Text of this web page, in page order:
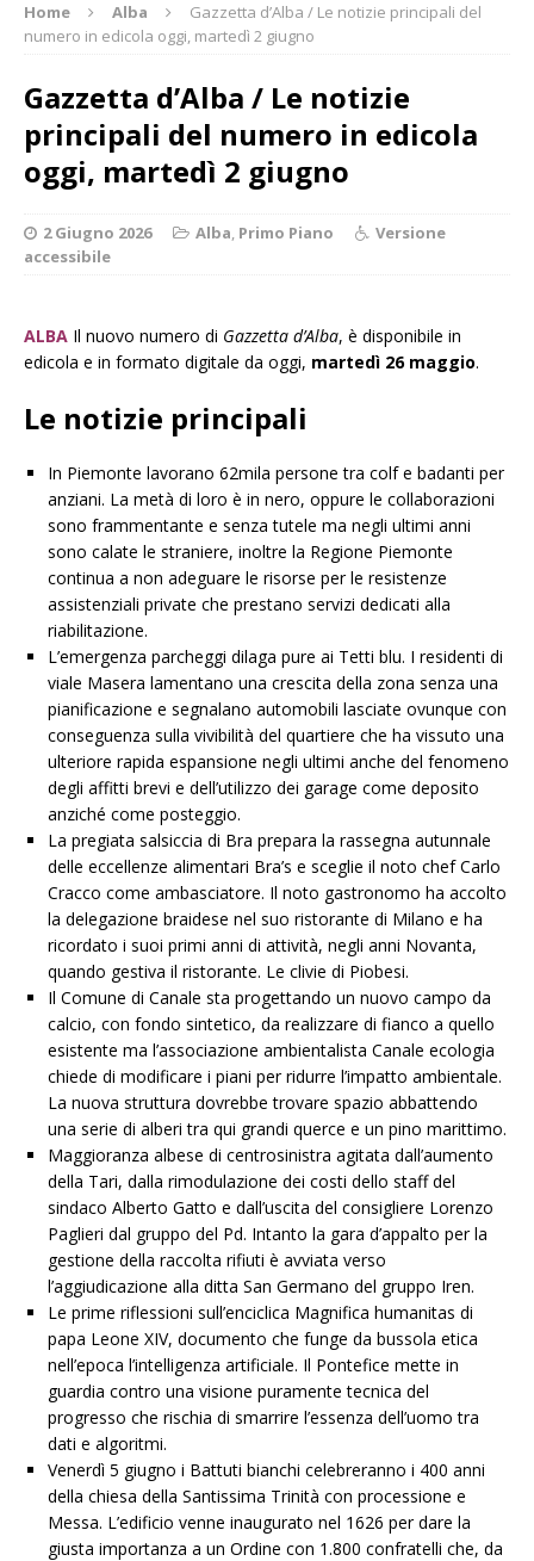
Home Alba
Gazzetta d’Alba / Le notizie principali del
numero in edicola oggi, martedì 2 giugno
Gazzetta d’Alba / Le notizie
principali del numero in edicola
oggi, martedì 2 giugno
2 Giugno 2026 Alba, Primo Piano
Versione
accessibile
ALBA Il nuovo numero di Gazzetta d’Alba, è disponibile in
edicola e in formato digitale da oggi, martedì 26 maggio.
Le notizie principali
In Piemonte lavorano 62mila persone tra colf e badanti per
anziani. La metà di loro è in nero, oppure le collaborazioni
sono frammentante e senza tutele ma negli ultimi anni
sono calate le straniere, inoltre la Regione Piemonte
continua a non adeguare le risorse per le resistenze
assistenziali private che prestano servizi dedicati alla
riabilitazione.
L’emergenza parcheggi dilaga pure ai Tetti blu. I residenti di
viale Masera lamentano una crescita della zona senza una
pianificazione e segnalano automobili lasciate ovunque con
conseguenza sulla vivibilità del quartiere che ha vissuto una
ulteriore rapida espansione negli ultimi anche del fenomeno
degli affitti brevi e dell’utilizzo dei garage come deposito
anziché come posteggio.
La pregiata salsiccia di Bra prepara la rassegna autunnale
delle eccellenze alimentari Bra’s e sceglie il noto chef Carlo
Cracco come ambasciatore. Il noto gastronomo ha accolto
la delegazione braidese nel suo ristorante di Milano e ha
ricordato i suoi primi anni di attività, negli anni Novanta,
quando gestiva il ristorante. Le clivie di Piobesi.
Il Comune di Canale sta progettando un nuovo campo da
calcio, con fondo sintetico, da realizzare di fianco a quello
esistente ma l’associazione ambientalista Canale ecologia
chiede di modificare i piani per ridurre l’impatto ambientale.
La nuova struttura dovrebbe trovare spazio abbattendo
una serie di alberi tra qui grandi querce e un pino marittimo.
Maggioranza albese di centrosinistra agitata dall’aumento
della Tari, dalla rimodulazione dei costi dello staff del
sindaco Alberto Gatto e dall’uscita del consigliere Lorenzo
Paglieri dal gruppo del Pd. Intanto la gara d’appalto per la
gestione della raccolta rifiuti è avviata verso
l’aggiudicazione alla ditta San Germano del gruppo Iren.
Le prime riflessioni sull’enciclica Magnifica humanitas di
papa Leone XIV, documento che funge da bussola etica
nell’epoca l’intelligenza artificiale. Il Pontefice mette in
guardia contro una visione puramente tecnica del
progresso che rischia di smarrire l’essenza dell’uomo tra
dati e algoritmi.
Venerdì 5 giugno i Battuti bianchi celebreranno i 400 anni
della chiesa della Santissima Trinità con processione e
Messa. L’edificio venne inaugurato nel 1626 per dare la
giusta importanza a un Ordine con 1.800 confratelli che, da